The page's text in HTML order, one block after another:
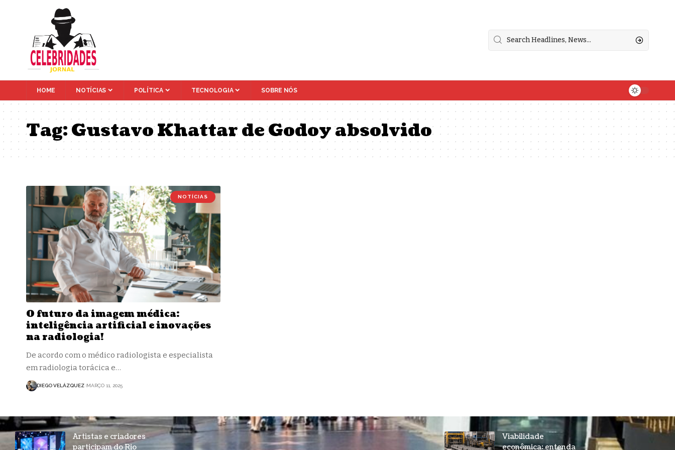
HOME NOTÍCIAS POLÍTICA TECNOLOGIA SOBRE NÓS
Tag:Gustavo Khattar de Godoy absolvido
NOTÍCIAS
O futuro da imagem médica:
inteligência artificial e inovações
na radiologia!
De acordo com o médico radiologista e especialista
em radiologia torácica e…
DIEGO VELÁZQUEZ MARÇO 11, 2025
Artistas e criadores
participam do Rio
Viabilidade
econômica: entenda